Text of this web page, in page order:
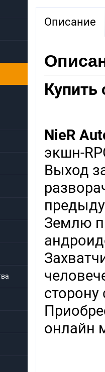
Описание
Купить
NieR
экшн-
Выход
Землю
онлайн